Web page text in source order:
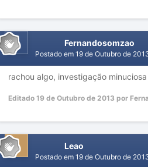
Fernandosomzao
Postado em 19 de Outubro de
rachou algo, investigação
Editado 19 de Outubro de 2013 por
Leao
Postado em 19 de Outubro de